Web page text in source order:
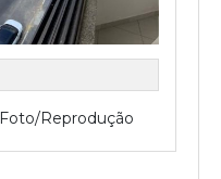
Foto/Reprodução